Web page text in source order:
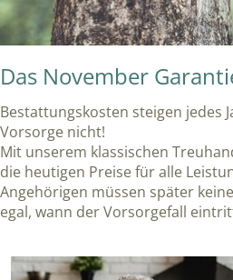
Das November
Bestattungskosten steigen jedes
Vorsorge nicht!
Mit unserem klassischen
die heutigen Preise für alle
Angehörigen müssen später
egal, wann der Vorsorgefall